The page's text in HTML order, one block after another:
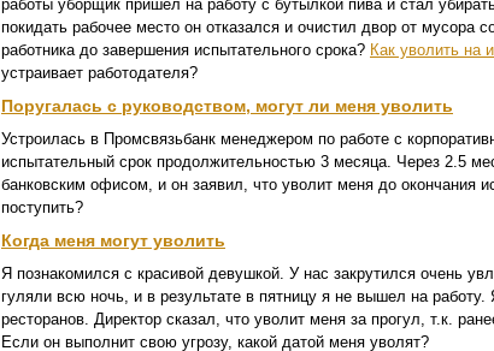
работы уборщик пришел на работу с бутылкой пива и стал
покидать рабочее место он отказался и очистил двор от мусора
работника до завершения испытательного срока? Как уволить на
устраивает работодателя?
Поругалась с руководством, могут ли меня уволить
Устроилась в Промсвязьбанк менеджером по работе с
испытательный срок продолжительностью 3 месяца. Через 2.5
банковским офисом, и он заявил, что уволит меня до окончания
поступить?
Когда меня могут уволить
Я познакомился с красивой девушкой. У нас закрутился очень
гуляли всю ночь, и в результате в пятницу я не вышел на
ресторанов. Директор сказал, что уволит меня за прогул, т.к.
Если он выполнит свою угрозу, какой датой меня уволят?